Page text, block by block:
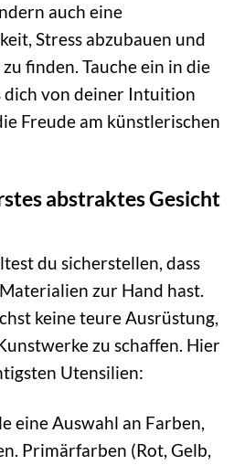
auch eine
Stress abzubauen und
finden. Tauche ein in die
dich von deiner Intuition
Freude am künstlerischen
abstraktes Gesicht
du sicherstellen, dass
zur Hand hast.
keine teure Ausrüstung,
zu schaffen. Hier
Utensilien:
eine Auswahl an Farben,
Primärfarben (Rot, Gelb,